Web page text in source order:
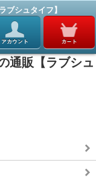
ブシュタイフ】